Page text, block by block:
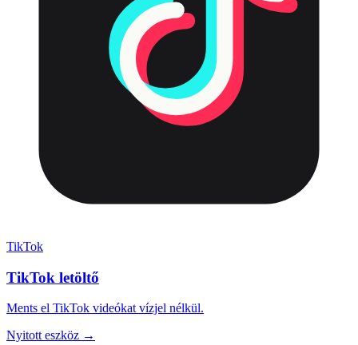
TikTok
TikTok letöltő
Ments el TikTok videókat vízjel nélkül.
Nyitott eszköz →